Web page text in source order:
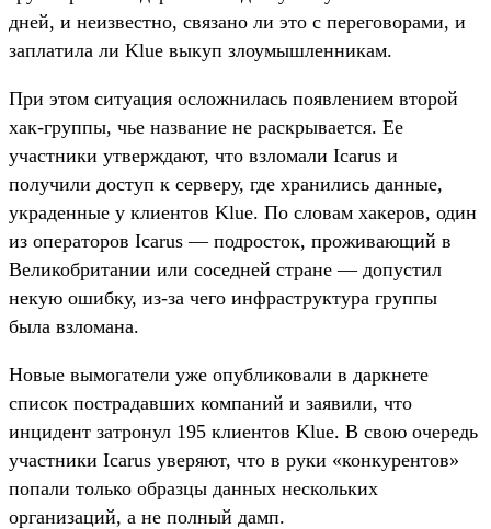
дней, и неизвестно, связано ли это с переговорами, и
заплатила ли Klue выкуп злоумышленникам.
При этом ситуация осложнилась появлением второй
хак-группы, чье название не раскрывается. Ее
участники утверждают, что взломали Icarus и
получили доступ к серверу, где хранились данные,
украденные у клиентов Klue. По словам хакеров, один
из операторов Icarus — подросток, проживающий в
Великобритании или соседней стране — допустил
некую ошибку, из-за чего инфраструктура группы
была взломана.
Новые вымогатели уже опубликовали в даркнете
список пострадавших компаний и заявили, что
инцидент затронул 195 клиентов Klue. В свою очередь
участники Icarus уверяют, что в руки «конкурентов»
попали только образцы данных нескольких
организаций, а не полный дамп.